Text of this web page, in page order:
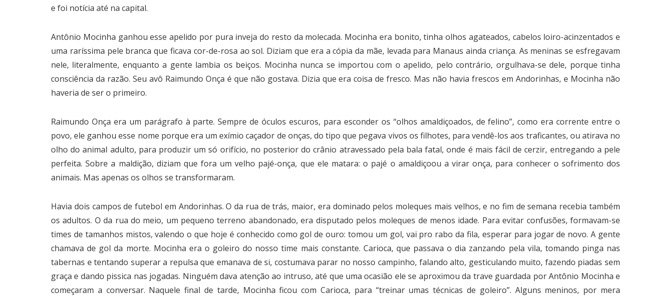
e foi notícia até na capital.
Antônio Mocinha ganhou esse apelido por pura inveja do resto da molecada. Mocinha era bonito, tinha olhos agateados, cabelos loiro-acinzentados e
uma raríssima pele branca que ficava cor-de-rosa ao sol. Diziam que era a cópia da mãe, levada para Manaus ainda criança. As meninas se esfregavam
nele, literalmente, enquanto a gente lambia os beiços. Mocinha nunca se importou com o apelido, pelo contrário, orgulhava-se dele, porque tinha
consciência da razão. Seu avô Raimundo Onça é que não gostava. Dizia que era coisa de fresco. Mas não havia frescos em Andorinhas, e Mocinha não
haveria de ser o primeiro.
Raimundo Onça era um parágrafo à parte. Sempre de óculos escuros, para esconder os “olhos amaldiçoados, de felino”, como era corrente entre o
povo, ele ganhou esse nome porque era um exímio caçador de onças, do tipo que pegava vivos os filhotes, para vendê-los aos traficantes, ou atirava no
olho do animal adulto, para produzir um só orifício, no posterior do crânio atravessado pela bala fatal, onde é mais fácil de cerzir, entregando a pele
perfeita. Sobre a maldição, diziam que fora um velho pajé-onça, que ele matara: o pajé o amaldiçoou a virar onça, para conhecer o sofrimento dos
animais. Mas apenas os olhos se transformaram.
Havia dois campos de futebol em Andorinhas. O da rua de trás, maior, era dominado pelos moleques mais velhos, e no fim de semana recebia também
os adultos. O da rua do meio, um pequeno terreno abandonado, era disputado pelos moleques de menos idade. Para evitar confusões, formavam-se
times de tamanhos mistos, valendo o que hoje é conhecido como gol de ouro: tomou um gol, vai pro rabo da fila, esperar para jogar de novo. A gente
chamava de gol da morte. Mocinha era o goleiro do nosso time mais constante. Carioca, que passava o dia zanzando pela vila, tomando pinga nas
tabernas e tentando superar a repulsa que emanava de si, costumava parar no nosso campinho, falando alto, gesticulando muito, fazendo piadas sem
graça e dando pissica nas jogadas. Ninguém dava atenção ao intruso, até que uma ocasião ele se aproximou da trave guardada por Antônio Mocinha e
começaram a conversar. Naquele final de tarde, Mocinha ficou com Carioca, para “treinar umas técnicas de goleiro”. Alguns meninos, por mera